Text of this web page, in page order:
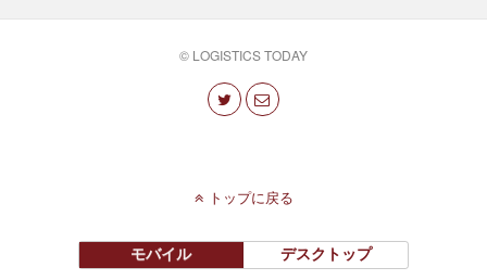
© LOGISTICS TODAY
トップに戻る
モバイル デスクトップ